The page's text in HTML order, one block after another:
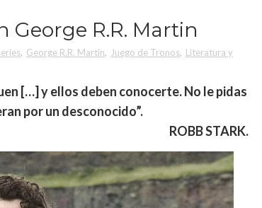
George R.R. Martin
, George R.R. Martin, Juego de Tronos, Literatura y
[…] y ellos deben conocerte.No le pidas
por un desconocido”.
ROBB STARK.